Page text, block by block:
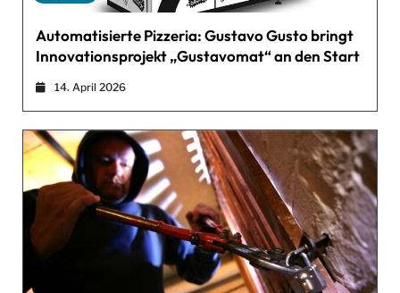
Automatisierte Pizzeria: Gustavo Gusto bringt
Innovationsprojekt „Gustavomat“ an den Start
14. April 2026